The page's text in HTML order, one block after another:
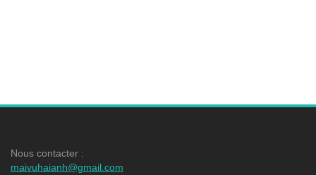
Nous contacter :
maivuhaianh@gmail.com